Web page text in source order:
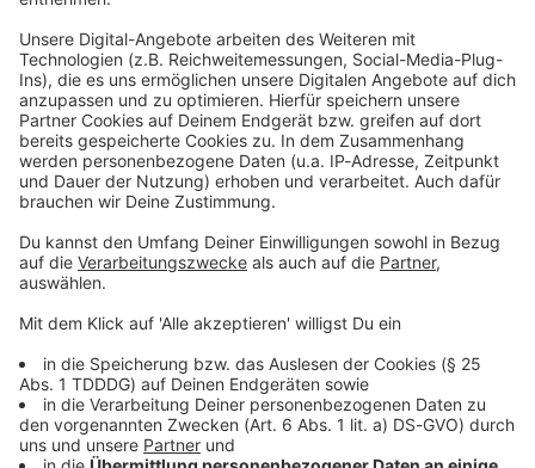
Du möchtest uns etwas sagen?
Studio Hotline
Kontaktformular
© dpa-infocom, dpa:260525-930-124986/1
DAS KÖNNTE DICH AUCH INTERESSIEREN
Bayern